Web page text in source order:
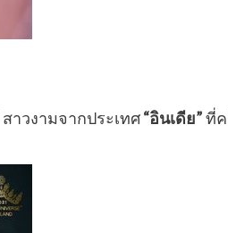
สาวงามจากประเทศ“อินเดีย”ที่